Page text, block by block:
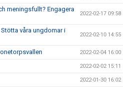
meningsfullt? Engagera
2022-02-17 09:58
våra ungdomar i
2022-02-10 14:55
2022-02-04 16:00
2022-02-02 15:11
2022-01-30 16:02